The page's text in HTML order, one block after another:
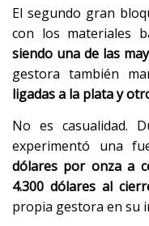
El segundo gran
con los materiales
siendo una de las
gestora también
ligadas a la plata y
No es casualidad.
experimentó una
dólares por onza a
4.300 dólares al
propia gestora en su